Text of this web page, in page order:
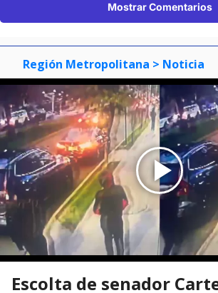
Mostrar Comentarios
Región Metropolitana > Noticia
Escolta de senador